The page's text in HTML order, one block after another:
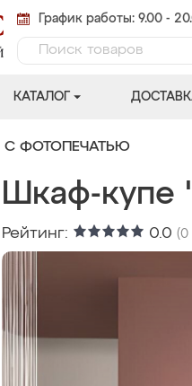
График работы: 9.00 -
КАТАЛОГ
ФОТОПЕЧАТЬЮ
Шкаф-купе
Рейтинг: 0.0 (0